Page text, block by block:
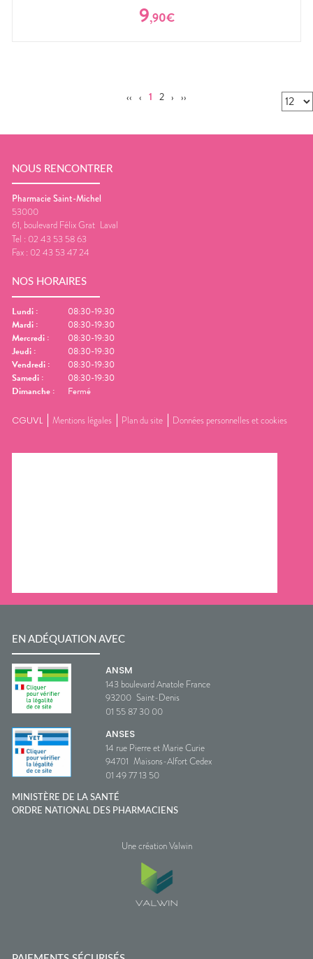
9,90€
‹‹ ‹ 1 2 › ››
NOUS RENCONTRER
Pharmacie Saint-Michel
53000
61, boulevard Félix Grat Laval
Tel : 02 43 53 58 63
Fax : 02 43 53 47 24
NOS HORAIRES
Lundi :
08:30-19:30
Mardi :
08:30-19:30
Mercredi :
08:30-19:30
Jeudi :
08:30-19:30
Vendredi :
08:30-19:30
Samedi :
08:30-19:30
Dimanche : Fermé
CGUVL Mentions légales Plan du site Données personnelles et cookies
EN ADÉQUATION AVEC
ANSM
143 boulevard Anatole France
93200 Saint-Denis
01 55 87 30 00
ANSES
14 rue Pierre et Marie Curie
94701 Maisons-Alfort Cedex
01 49 77 13 50
MINISTÈRE DE LA SANTÉ
ORDRE NATIONAL DES PHARMACIENS
Une création Valwin